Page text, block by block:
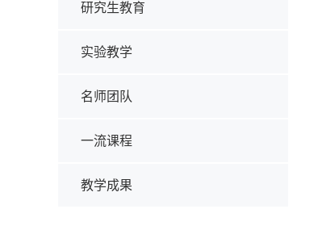
研究生教育
实验教学
名师团队
一流课程
教学成果